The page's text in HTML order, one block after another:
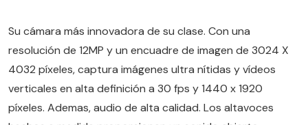
Su cámara más innovadora de su clase. Con una
resolución de 12MP y un encuadre de imagen de 3024 X
4032 píxeles, captura imágenes ultra nítidas y vídeos
verticales en alta definición a 30 fps y 1440 x 1920
píxeles. Ademas, audio de alta calidad. Los altavoces